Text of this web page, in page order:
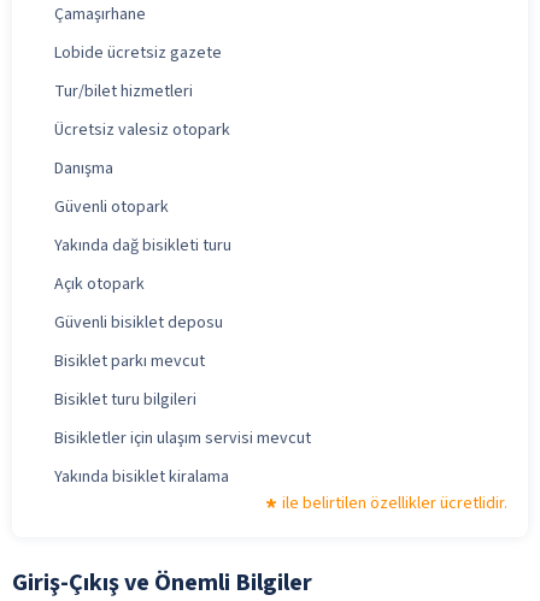
Çamaşırhane
Lobide ücretsiz gazete
Tur/bilet hizmetleri
Ücretsiz valesiz otopark
Danışma
Güvenli otopark
Yakında dağ bisikleti turu
Açık otopark
Güvenli bisiklet deposu
Bisiklet parkı mevcut
Bisiklet turu bilgileri
Bisikletler için ulaşım servisi mevcut
Yakında bisiklet kiralama
ile belirtilen özellikler ücretlidir.
Giriş-Çıkış ve Önemli Bilgiler